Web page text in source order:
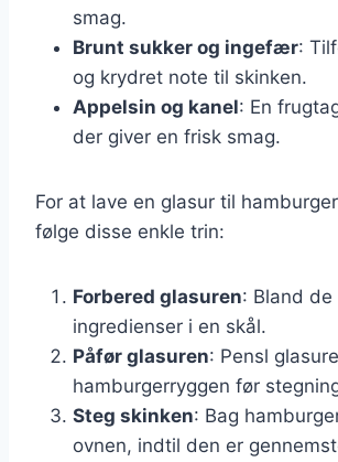
smag.
Brunt sukker og ingefær:
og krydret note til skinken.
Appelsin og kanel: En
der giver en frisk smag.
For at lave en glasur til
følge disse enkle trin:
Forbered glasuren: Bland de
ingredienser i en skål.
Påfør glasuren: Pensl
hamburgerryggen før
Steg skinken: Bag
ovnen, indtil den er